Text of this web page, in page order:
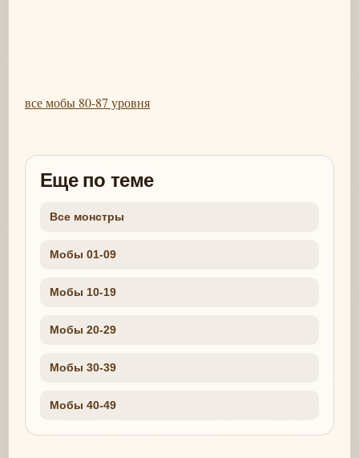
все мобы 80-87 уровня
Еще по теме
Все монстры
Мобы 01-09
Мобы 10-19
Мобы 20-29
Мобы 30-39
Мобы 40-49